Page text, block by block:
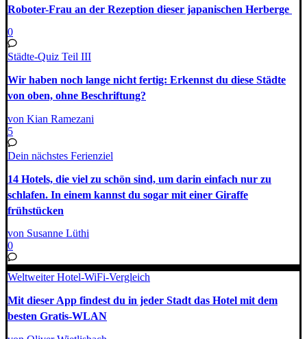
Roboter-Frau an der Rezeption dieser japanischen Herberge
0
Städte-Quiz Teil III
Wir haben noch lange nicht fertig: Erkennst du diese Städte
von oben, ohne Beschriftung?
von Kian Ramezani
5
Dein nächstes Ferienziel
14 Hotels, die viel zu schön sind, um darin einfach nur zu
schlafen. In einem kannst du sogar mit einer Giraffe
frühstücken
von Susanne Lüthi
0
Weltweiter Hotel-WiFi-Vergleich
Mit dieser App findest du in jeder Stadt das Hotel mit dem
besten Gratis-WLAN